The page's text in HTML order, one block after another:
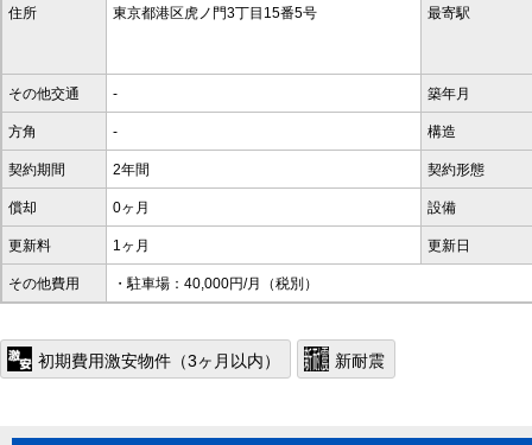
住所 東京都港区虎ノ門3丁目15番5号 最寄駅
その他交通 - 築年月
方角 - 構造
契約期間 2年間 契約形態
償却 0ヶ月 設備
更新料 1ヶ月 更新日
その他費用 ・駐車場：40,000円/月（税別）
初期費用激安物件（3ヶ月以内） 新耐震